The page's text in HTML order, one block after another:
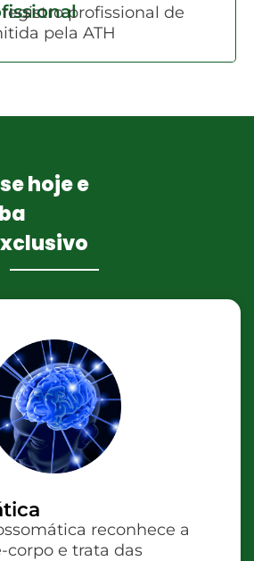
profissional de
pela ATH
hoje e
reconhece a
corpo e trata das